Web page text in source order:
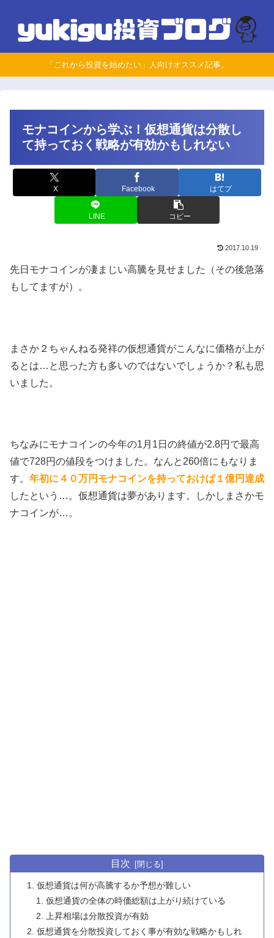
「これから投資を始めたい」人向けオススメ記事。
モナコインから学ぶ！仮想通貨は分散し
て持っておく戦略が有効かもしれない
X Facebook はてブ
LINE コピー
2017.10.19
先日モナコインが凄まじい高騰を見せました（その後急落
もしてますが）。
まさか２ちゃんねる発祥の仮想通貨がこんなに価格が上が
るとは…と思った方も多いのではないでしょうか？私も思
いました。
ちなみにモナコインの今年の1月1日の終値が2.8円で最高
値で728円の値段をつけました。なんと260倍にもなりま
す。 年初に４０万円モナコインを持っておけば１億円達成
したという…。仮想通貨は夢があります。しかしまさかモ
ナコインが…。
目次
仮想通貨は何が高騰するか予想が難しい
仮想通貨の全体の時価総額は上がり続けている
上昇相場は分散投資が有効
仮想通貨を分散投資しておく事が有効な戦略かもしれ